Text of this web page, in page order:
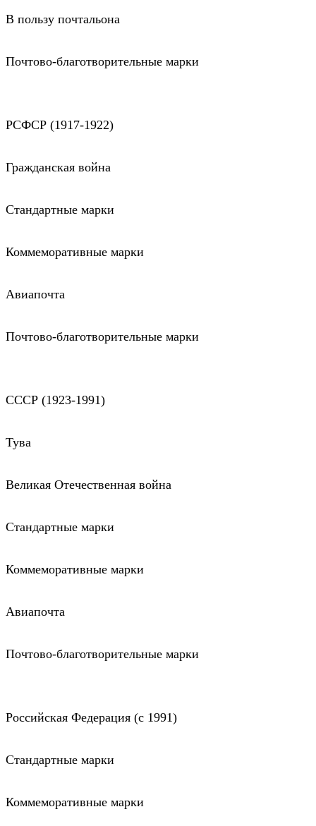
В пользу почтальона
Почтово-благотворительные марки
РСФСР (1917-1922)
Гражданская война
Стандартные марки
Коммеморативные марки
Авиапочта
Почтово-благотворительные марки
СССР (1923-1991)
Тува
Великая Отечественная война
Стандартные марки
Коммеморативные марки
Авиапочта
Почтово-благотворительные марки
Российская Федерация (c 1991)
Стандартные марки
Коммеморативные марки